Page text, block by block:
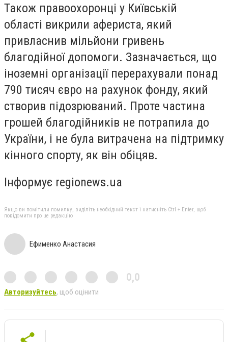
Також правоохоронці у Київській
області викрили афериста, який
привласнив мільйони гривень
благодійної допомоги. Зазначається, що
іноземні організації перерахували понад
790 тисяч євро на рахунок фонду, який
створив підозрюваний. Проте частина
грошей благодійників не потрапила до
України, і не була витрачена на підтримку
кінного спорту, як він обіцяв.
Інформує regionews.ua
Якщо ви помітили помилку, виділіть необхідний текст і натисніть Ctrl + Enter, щоб
повідомити про це редакцію
Ефименко Анастасия
0,0
Авторизуйтесь, щоб оцінити